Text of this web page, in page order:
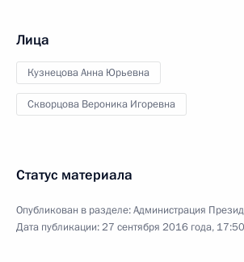
Лица
Кузнецова Анна Юрьевна
Скворцова Вероника Игоревна
Статус материала
Опубликован в разделе:Администрация
Дата публикации:27 сентября 2016 года, 17:50